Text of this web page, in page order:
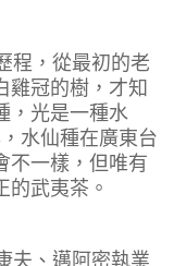
程，從最初的老
雞冠的樹，才知
，光是一種水
水仙種在廣東台
不一樣，但唯有
的武夷茶。
夫、邁阿密執業